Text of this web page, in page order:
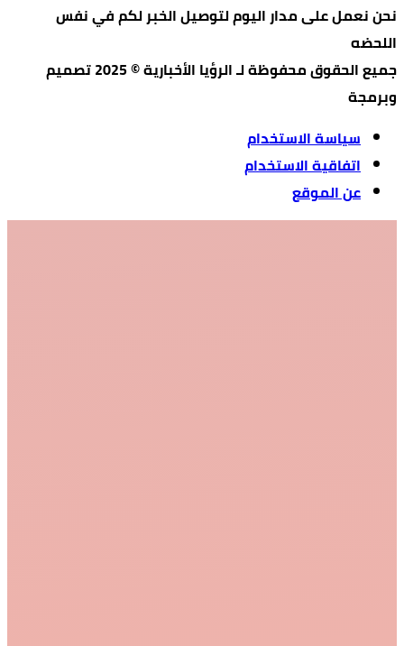
نحن نعمل على مدار اليوم لتوصيل الخبر لكم في نفس
اللحضه
جميع الحقوق محفوظة لـ الرؤيا الأخبارية © 2025 تصميم
وبرمجة
سياسة الاستخدام
اتفاقية الاستخدام
عن الموقع